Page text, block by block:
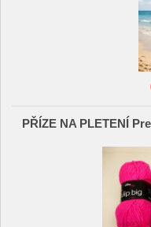
PŘÍZE NA PLETENÍ